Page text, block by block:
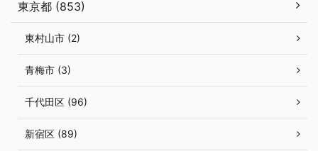
東京都 (853)
東村山市 (2)
青梅市 (3)
千代田区 (96)
新宿区 (89)